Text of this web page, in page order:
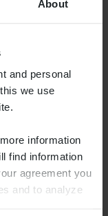
About
and personal
we use
information
find information
agreement you
and to analyze
alle mit
hat eine
kleinere tisch
gibt es